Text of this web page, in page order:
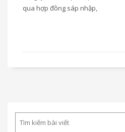
qua hợp đồng sáp nhập,